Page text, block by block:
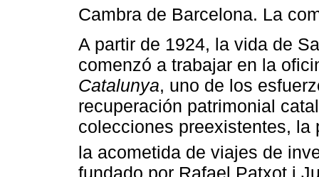
Cambra de Barcelona. La
A partir de 1924, la vida de
comenzó a trabajar en la
Catalunya, uno de los
recuperación patrimonial
colecciones preexistentes,
la acometida de viajes de